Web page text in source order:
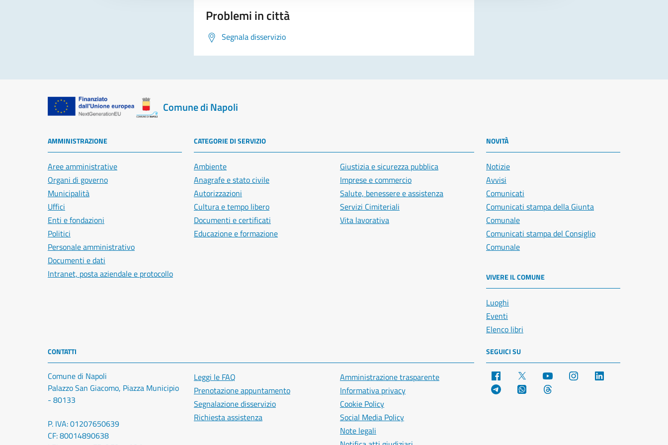
Problemi in città
Segnala disservizio
Comune di Napoli
AMMINISTRAZIONE
Aree amministrative
Organi di governo
Municipalità
Uffici
Enti e fondazioni
Politici
Personale amministrativo
Documenti e dati
Intranet, posta aziendale e protocollo
CATEGORIE DI SERVIZIO
Ambiente
Anagrafe e stato civile
Autorizzazioni
Cultura e tempo libero
Documenti e certificati
Educazione e formazione
Giustizia e sicurezza pubblica
Imprese e commercio
Salute, benessere e assistenza
Servizi Cimiteriali
Vita lavorativa
NOVITÀ
Notizie
Avvisi
Comunicati
Comunicati stampa della Giunta
Comunale
Comunicati stampa del Consiglio
Comunale
VIVERE IL COMUNE
Luoghi
Eventi
Elenco libri
CONTATTI
Comune di Napoli
Palazzo San Giacomo, Piazza Municipio
- 80133
P. IVA: 01207650639
CF: 80014890638
Leggi le FAQ
Prenotazione appuntamento
Segnalazione disservizio
Richiesta assistenza
Amministrazione trasparente
Informativa privacy
Cookie Policy
Social Media Policy
Note legali
SEGUICI SU
Facebook YouTube Instagram
Telegram WhatsApp